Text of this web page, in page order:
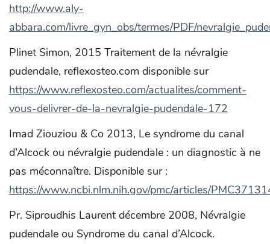
http://www.aly-
abbara.com/livre_gyn_obs/termes/PDF/
Plinet Simon, 2015 Traitement de la névralgie
pudendale, reflexosteo.com disponible sur
https://www.reflexosteo.com/actualites/comment-
vous-delivrer-de-la-nevralgie-pudendale-172
Imad Ziouziou & Co 2013, Le syndrome du canal
d’Alcock ou névralgie pudendale : un diagnostic à ne
pas méconnaître. Disponible sur :
https://www.ncbi.nlm.nih.gov/pmc/articles/
Pr. Siproudhis Laurent décembre 2008, Névralgie
pudendale ou Syndrome du canal d’Alcock.